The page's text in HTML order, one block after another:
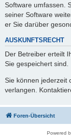
Software umfassen.
seiner Software
er Sie darüber
AUSKUNFTSRECHT
Der Betreiber erteilt
Sie gespeichert sind.
Sie können jederzeit
verlangen.
Foren-Übersicht
Powered